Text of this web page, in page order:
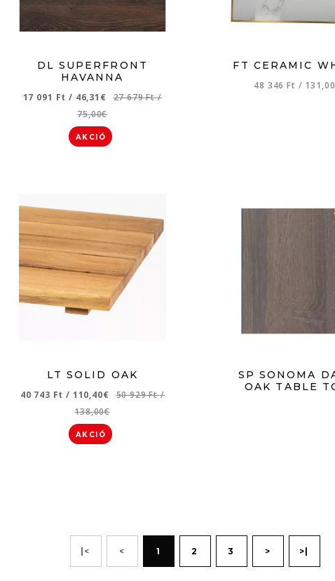
DL SUPERFRONT
HAVANNA
17 091 Ft/ 46,31€ 27 679 Ft/
75,00€
AKCIÓ
FT CERAMIC
48 346 Ft /
LT SOLID OAK
40 743 Ft/ 110,40€ 50 929 Ft/
138,00€
AKCIÓ
SP SONOMA
OAK TABLE
|< < 1 2 3 > >|